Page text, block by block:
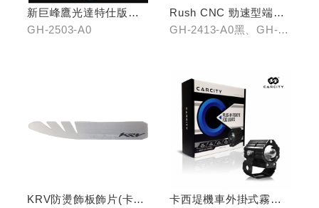
新巨峰鷹光達特仕版行
車紀錄器
GH-2503-A0
Rush CNC 勁速型端子
藍鏡(黑/銀/鈦)
GH-2413-A0黑、GH-
KRV防燙飾板飾片(卡夢
卡西堤機車外掛式霧燈